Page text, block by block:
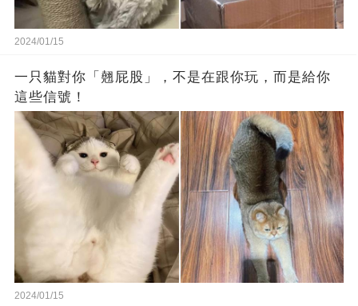
2024/01/15
一只貓對你「翹屁股」，不是在跟你玩，而是給你
這些信號！
2024/01/15